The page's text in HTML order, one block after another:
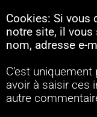
Cookies: Si vous
notre site, il vous
nom, adresse e-
C’est
avoir à saisir ces
autre